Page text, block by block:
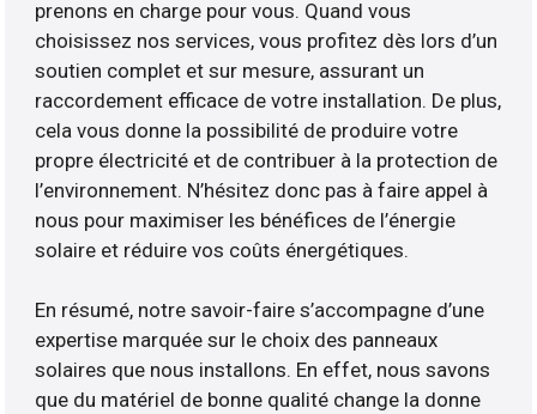
prenons en charge pour vous. Quand vous
choisissez nos services, vous profitez dès lors d’un
soutien complet et sur mesure, assurant un
raccordement efficace de votre installation. De plus,
cela vous donne la possibilité de produire votre
propre électricité et de contribuer à la protection de
l’environnement. N’hésitez donc pas à faire appel à
nous pour maximiser les bénéfices de l’énergie
solaire et réduire vos coûts énergétiques.
En résumé, notre savoir-faire s’accompagne d’une
expertise marquée sur le choix des panneaux
solaires que nous installons. En effet, nous savons
que du matériel de bonne qualité change la donne